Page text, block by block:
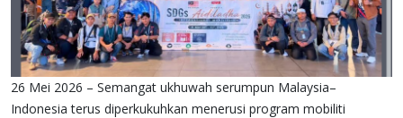
26 Mei 2026 – Semangat ukhuwah serumpun Malaysia–
Indonesia terus diperkukuhkan menerusi program mobiliti